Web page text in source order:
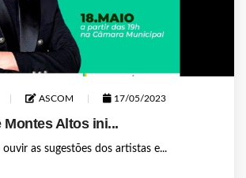
ASCOM 17/05/2023
Montes Altos ini...
as sugestões dos artistas e...